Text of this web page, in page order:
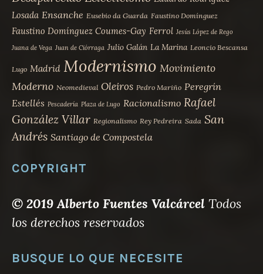
Losada Ensanche Eusebio da Guarda Faustino Domínguez
Faustino Domínguez Coumes-Gay Ferrol Jesús López de Rego
Juana de Vega Juan de Ciórraga Julio Galán La Marina Leoncio Bescansa
Lugo Madrid Modernismo Movimiento
Moderno Neomedieval Oleiros Pedro Mariño Peregrín
Estellés Pescadería Plaza de Lugo Racionalismo Rafael
González Villar Regionalismo Rey Pedreira Sada San
Andrés Santiago de Compostela
COPYRIGHT
© 2019 Alberto Fuentes Valcárcel Todos
los derechos reservados
BUSQUE LO QUE NECESITE